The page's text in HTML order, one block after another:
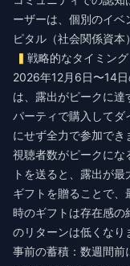
ーザーは、個別のイベ
ピタル（社会関係資本
戦略的なタイミング
2026年12月6日〜14
は、露出がピークに達
パーティで購入してダ
にせず全力で参加でき
視聴者数がピークにな
トを送ると、露出が
ギフトを贈ることで、
時のギフトは存在感の
のリターンは低くなり
事前の蓄積：数週間